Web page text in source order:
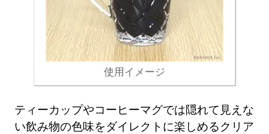
使用イメージ
ティーカップやコーヒーマグでは隠れて見えな
い飲み物の色味をダイレクトに楽しめるクリア